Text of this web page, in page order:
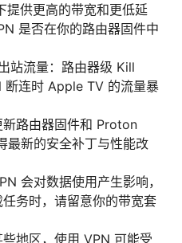
供更高的带宽和更低延
是否在你的路由器固件中
站流量：路由器级 Kill
连时 Apple TV 的流量暴
新路由器固件和 Proton
最新的安全补丁与性能改
会对数据使用产生影响，
务时，请留意你的带宽套
地区，使用 VPN 可能受